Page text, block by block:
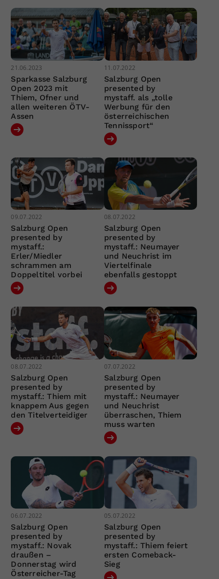
21.06.2023
Sparkasse Salzburg
Open 2023 mit
Thiem, Ofner und
allen weiteren ÖTV-
Assen
11.07.2022
Salzburg Open
presented by
mystaff. als „tolle
Werbung für den
österreichischen
Tennissport“
09.07.2022
Salzburg Open
presented by
mystaff.:
Erler/Miedler
schrammen am
Doppeltitel vorbei
08.07.2022
Salzburg Open
presented by
mystaff.: Neumayer
und Neuchrist im
Viertelfinale
ebenfalls gestoppt
08.07.2022
Salzburg Open
presented by
mystaff.: Thiem mit
knappem Aus gegen
den Titelverteidiger
07.07.2022
Salzburg Open
presented by
mystaff.: Neumayer
und Neuchrist
überraschen, Thiem
muss warten
06.07.2022
Salzburg Open
presented by
mystaff.: Novak
draußen –
Donnerstag wird
Österreicher-Tag
05.07.2022
Salzburg Open
presented by
mystaff.: Thiem feiert
ersten Comeback-
Sieg